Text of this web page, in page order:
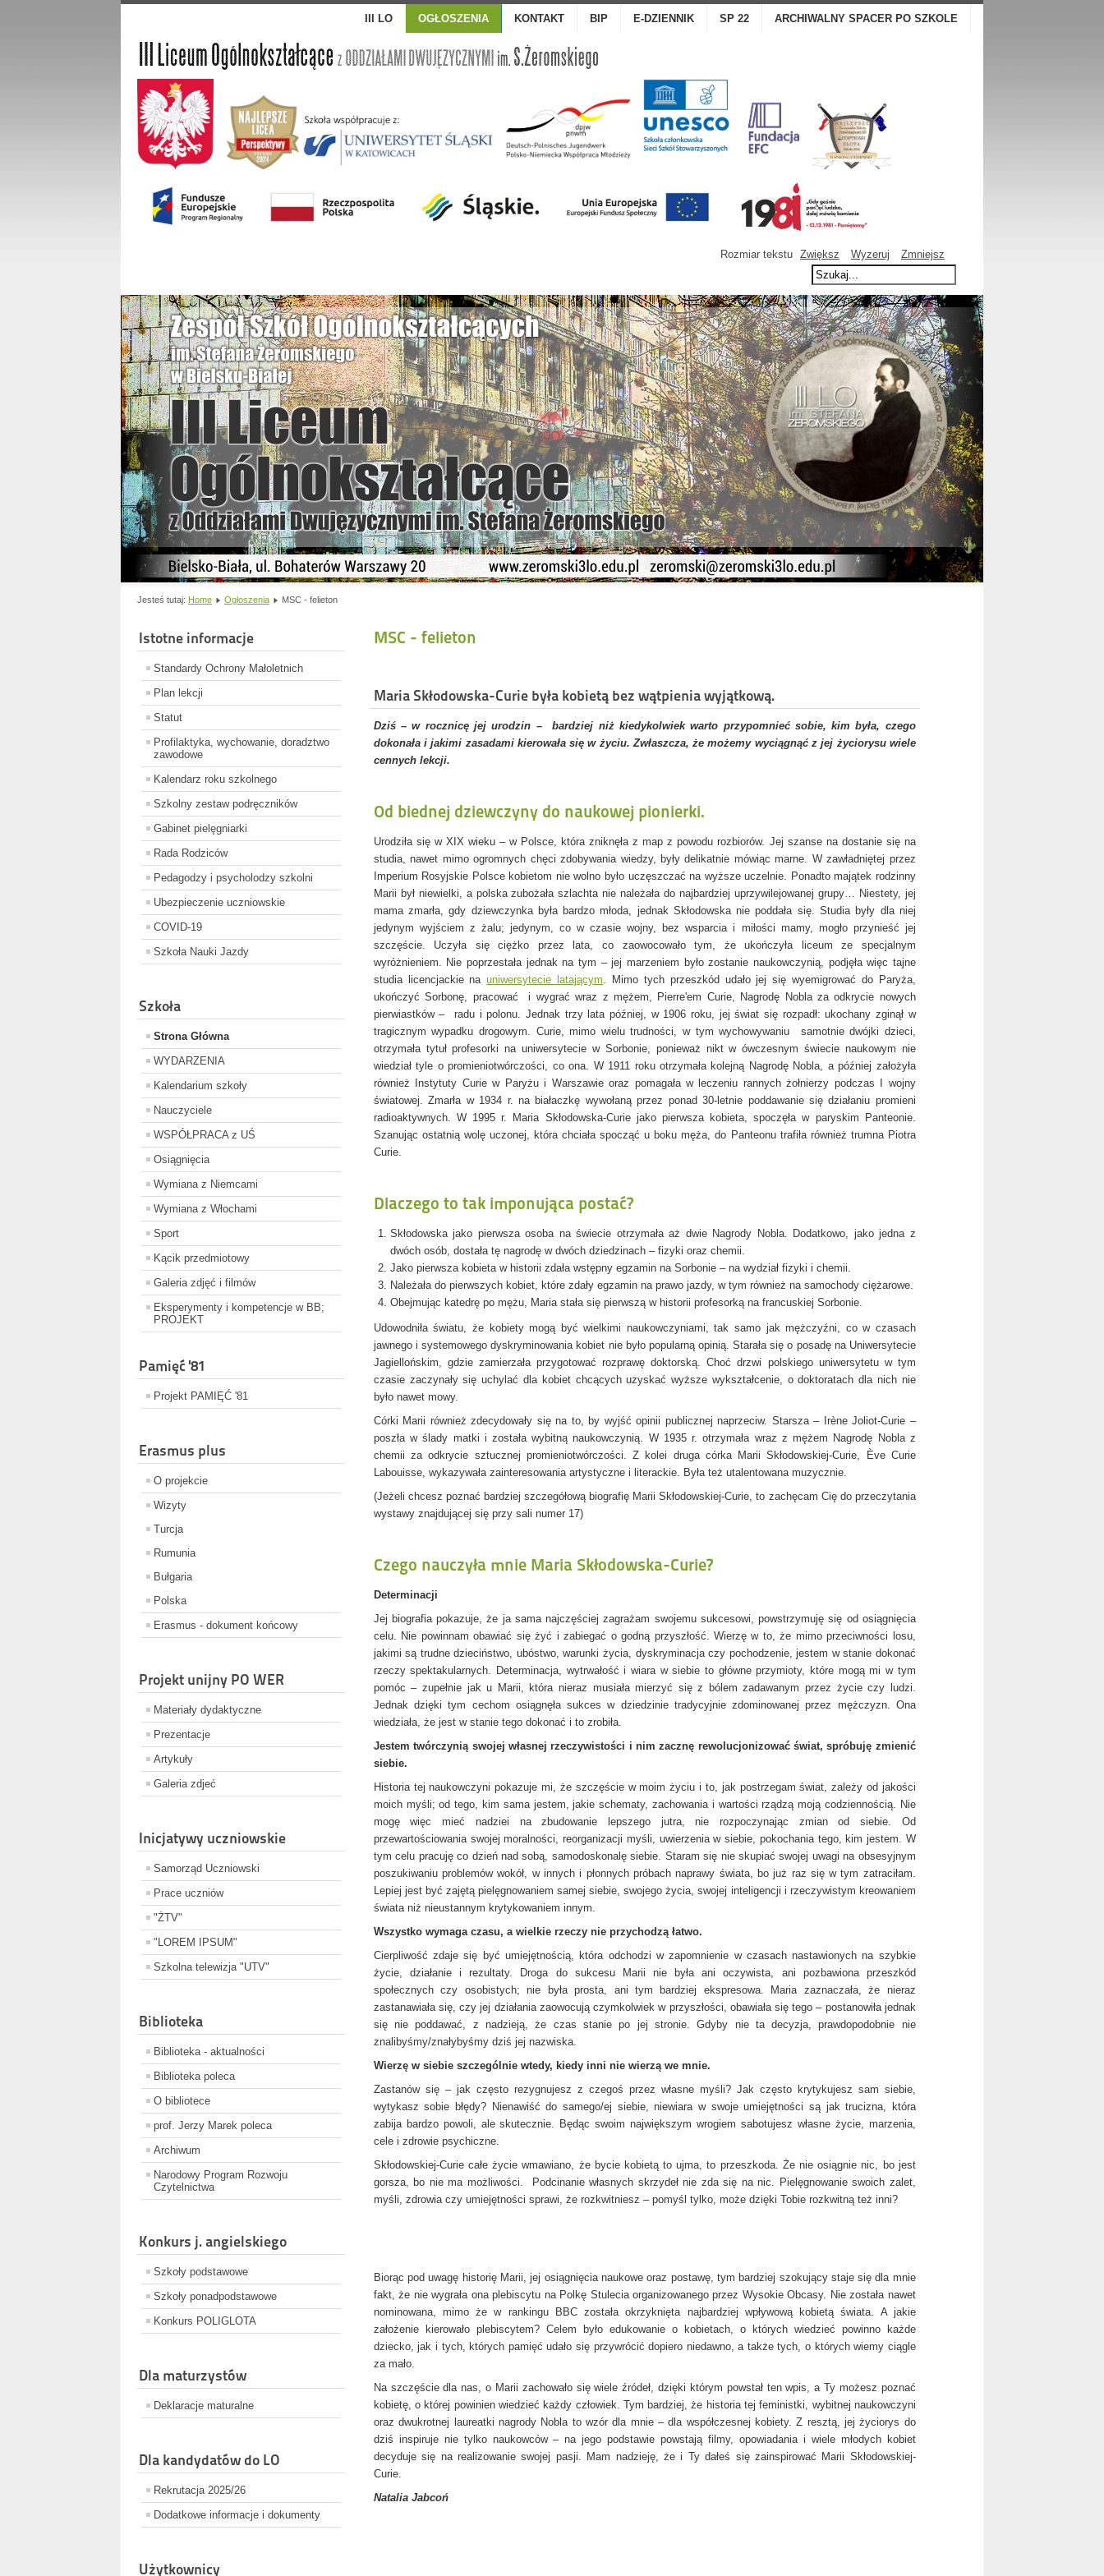
III LO OGŁOSZENIA KONTAKT BIP E-DZIENNIK SP 22 ARCHIWALNY SPACER PO SZKOLE
Rozmiar tekstu Zwiększ Wyzeruj Zmniejsz
Jesteś tutaj: Home Ogłoszenia MSC - felieton
Istotne informacje
Standardy Ochrony Małoletnich
Plan lekcji
Statut
Profilaktyka, wychowanie, doradztwo
zawodowe
Kalendarz roku szkolnego
Szkolny zestaw podręczników
Gabinet pielęgniarki
Rada Rodziców
Pedagodzy i psycholodzy szkolni
Ubezpieczenie uczniowskie
COVID-19
Szkoła Nauki Jazdy
Szkoła
Strona Główna
WYDARZENIA
Kalendarium szkoły
Nauczyciele
WSPÓŁPRACA z UŚ
Osiągnięcia
Wymiana z Niemcami
Wymiana z Włochami
Sport
Kącik przedmiotowy
Galeria zdjęć i filmów
Eksperymenty i kompetencje w BB;
PROJEKT
Pamięć '81
Projekt PAMIĘĆ '81
Erasmus plus
O projekcie
Wizyty
Turcja
Rumunia
Bułgaria
Polska
Erasmus - dokument końcowy
Projekt unijny PO WER
Materiały dydaktyczne
Prezentacje
Artykuły
Galeria zdjeć
Inicjatywy uczniowskie
Samorząd Uczniowski
Prace uczniów
"ŻTV"
"LOREM IPSUM"
Szkolna telewizja "UTV"
Biblioteka
Biblioteka - aktualności
Biblioteka poleca
O bibliotece
prof. Jerzy Marek poleca
Archiwum
Narodowy Program Rozwoju
Czytelnictwa
Konkurs j. angielskiego
Szkoły podstawowe
Szkoły ponadpodstawowe
Konkurs POLIGLOTA
Dla maturzystów
Deklaracje maturalne
Dla kandydatów do LO
Rekrutacja 2025/26
Dodatkowe informacje i dokumenty
Użytkownicy
MSC - felieton
Maria Skłodowska-Curie była kobietą bez wątpienia wyjątkową.
Dziś – w rocznicę jej urodzin – bardziej niż kiedykolwiek warto przypomnieć sobie, kim była, czego
dokonała i jakimi zasadami kierowała się w życiu. Zwłaszcza, że możemy wyciągnąć z jej życiorysu wiele
cennych lekcji.
Od biednej dziewczyny do naukowej pionierki.
Urodziła się w XIX wieku – w Polsce, która zniknęła z map z powodu rozbiorów. Jej szanse na dostanie się na
studia, nawet mimo ogromnych chęci zdobywania wiedzy, były delikatnie mówiąc marne. W zawładniętej przez
Imperium Rosyjskie Polsce kobietom nie wolno było uczęszczać na wyższe uczelnie. Ponadto majątek rodzinny
Marii był niewielki, a polska zubożała szlachta nie należała do najbardziej uprzywilejowanej grupy… Niestety, jej
mama zmarła, gdy dziewczynka była bardzo młoda, jednak Skłodowska nie poddała się. Studia były dla niej
jedynym wyjściem z żalu; jedynym, co w czasie wojny, bez wsparcia i miłości mamy, mogło przynieść jej
szczęście. Uczyła się ciężko przez lata, co zaowocowało tym, że ukończyła liceum ze specjalnym
wyróżnieniem. Nie poprzestała jednak na tym – jej marzeniem było zostanie naukowczynią, podjęła więc tajne
studia licencjackie nauniwersytecie latającym. Mimo tych przeszkód udało jej się wyemigrować do Paryża,
ukończyć Sorbonę, pracować i wygrać wraz z mężem, Pierre'em Curie, Nagrodę Nobla za odkrycie nowych
pierwiastków – radu i polonu. Jednak trzy lata później, w 1906 roku, jej świat się rozpadł: ukochany zginął w
tragicznym wypadku drogowym. Curie, mimo wielu trudności, w tym wychowywaniu samotnie dwójki dzieci,
otrzymała tytuł profesorki na uniwersytecie w Sorbonie, ponieważ nikt w ówczesnym świecie naukowym nie
wiedział tyle o promieniotwórczości, co ona. W 1911 roku otrzymała kolejną Nagrodę Nobla, a później założyła
również Instytuty Curie w Paryżu i Warszawie oraz pomagała w leczeniu rannych żołnierzy podczas I wojny
światowej. Zmarła w 1934 r. na białaczkę wywołaną przez ponad 30-letnie poddawanie się działaniu promieni
radioaktywnych. W 1995 r. Maria Skłodowska-Curie jako pierwsza kobieta, spoczęła w paryskim Panteonie.
Szanując ostatnią wolę uczonej, która chciała spocząć u boku męża, do Panteonu trafiła również trumna Piotra
Curie.
Dlaczego to tak imponująca postać?
Skłodowska jako pierwsza osoba na świecie otrzymała aż dwie Nagrody Nobla. Dodatkowo, jako jedna z
dwóch osób, dostała tę nagrodę w dwóch dziedzinach – fizyki oraz chemii.
Jako pierwsza kobieta w historii zdała wstępny egzamin na Sorbonie – na wydział fizyki i chemii.
Należała do pierwszych kobiet, które zdały egzamin na prawo jazdy, w tym również na samochody ciężarowe.
Obejmując katedrę po mężu, Maria stała się pierwszą w historii profesorką na francuskiej Sorbonie.
Udowodniła światu, że kobiety mogą być wielkimi naukowczyniami, tak samo jak mężczyźni, co w czasach
jawnego i systemowego dyskryminowania kobiet nie było popularną opinią. Starała się o posadę na Uniwersytecie
Jagiellońskim, gdzie zamierzała przygotować rozprawę doktorską. Choć drzwi polskiego uniwersytetu w tym
czasie zaczynały się uchylać dla kobiet chcących uzyskać wyższe wykształcenie, o doktoratach dla nich nie
było nawet mowy.
Córki Marii również zdecydowały się na to, by wyjść opinii publicznej naprzeciw. Starsza – Irène Joliot-Curie –
poszła w ślady matki i została wybitną naukowczynią. W 1935 r. otrzymała wraz z mężem Nagrodę Nobla z
chemii za odkrycie sztucznej promieniotwórczości. Z kolei druga córka Marii Skłodowskiej-Curie, Ève Curie
Labouisse, wykazywała zainteresowania artystyczne i literackie. Była też utalentowana muzycznie.
(Jeżeli chcesz poznać bardziej szczegółową biografię Marii Skłodowskiej-Curie, to zachęcam Cię do przeczytania
wystawy znajdującej się przy sali numer 17)
Czego nauczyła mnie Maria Skłodowska-Curie?
Determinacji
Jej biografia pokazuje, że ja sama najczęściej zagrażam swojemu sukcesowi, powstrzymuję się od osiągnięcia
celu. Nie powinnam obawiać się żyć i zabiegać o godną przyszłość. Wierzę w to, że mimo przeciwności losu,
jakimi są trudne dzieciństwo, ubóstwo, warunki życia, dyskryminacja czy pochodzenie, jestem w stanie dokonać
rzeczy spektakularnych. Determinacja, wytrwałość i wiara w siebie to główne przymioty, które mogą mi w tym
pomóc – zupełnie jak u Marii, która nieraz musiała mierzyć się z bólem zadawanym przez życie czy ludzi.
Jednak dzięki tym cechom osiągnęła sukces w dziedzinie tradycyjnie zdominowanej przez mężczyzn. Ona
wiedziała, że jest w stanie tego dokonać i to zrobiła.
Jestem twórczynią swojej własnej rzeczywistości i nim zacznę rewolucjonizować świat, spróbuję zmienić
siebie.
Historia tej naukowczyni pokazuje mi, że szczęście w moim życiu i to, jak postrzegam świat, zależy od jakości
moich myśli; od tego, kim sama jestem, jakie schematy, zachowania i wartości rządzą moją codziennością. Nie
mogę więc mieć nadziei na zbudowanie lepszego jutra, nie rozpoczynając zmian od siebie. Od
przewartościowania swojej moralności, reorganizacji myśli, uwierzenia w siebie, pokochania tego, kim jestem. W
tym celu pracuję co dzień nad sobą, samodoskonalę siebie. Staram się nie skupiać swojej uwagi na obsesyjnym
poszukiwaniu problemów wokół, w innych i płonnych próbach naprawy świata, bo już raz się w tym zatraciłam.
Lepiej jest być zajętą pielęgnowaniem samej siebie, swojego życia, swojej inteligencji i rzeczywistym kreowaniem
świata niż nieustannym krytykowaniem innym.
Wszystko wymaga czasu, a wielkie rzeczy nie przychodzą łatwo.
Cierpliwość zdaje się być umiejętnością, która odchodzi w zapomnienie w czasach nastawionych na szybkie
życie, działanie i rezultaty. Droga do sukcesu Marii nie była ani oczywista, ani pozbawiona przeszkód
społecznych czy osobistych; nie była prosta, ani tym bardziej ekspresowa. Maria zaznaczała, że nieraz
zastanawiała się, czy jej działania zaowocują czymkolwiek w przyszłości, obawiała się tego – postanowiła jednak
się nie poddawać, z nadzieją, że czas stanie po jej stronie. Gdyby nie ta decyzja, prawdopodobnie nie
znalibyśmy/znałybyśmy dziś jej nazwiska.
Wierzę w siebie szczególnie wtedy, kiedy inni nie wierzą we mnie.
Zastanów się – jak często rezygnujesz z czegoś przez własne myśli? Jak często krytykujesz sam siebie,
wytykasz sobie błędy? Nienawiść do samego/ej siebie, niewiara w swoje umiejętności są jak trucizna, która
zabija bardzo powoli, ale skutecznie. Będąc swoim największym wrogiem sabotujesz własne życie, marzenia,
cele i zdrowie psychiczne.
Skłodowskiej-Curie całe życie wmawiano, że bycie kobietą to ujma, to przeszkoda. Że nie osiągnie nic, bo jest
gorsza, bo nie ma możliwości. Podcinanie własnych skrzydeł nie zda się na nic. Pielęgnowanie swoich zalet,
myśli, zdrowia czy umiejętności sprawi, że rozkwitniesz – pomyśl tylko, może dzięki Tobie rozkwitną też inni?
Biorąc pod uwagę historię Marii, jej osiągnięcia naukowe oraz postawę, tym bardziej szokujący staje się dla mnie
fakt, że nie wygrała ona plebiscytu na Polkę Stulecia organizowanego przez Wysokie Obcasy. Nie została nawet
nominowana, mimo że w rankingu BBC została okrzyknięta najbardziej wpływową kobietą świata. A jakie
założenie kierowało plebiscytem? Celem było edukowanie o kobietach, o których wiedzieć powinno każde
dziecko, jak i tych, których pamięć udało się przywrócić dopiero niedawno, a także tych, o których wiemy ciągle
za mało.
Na szczęście dla nas, o Marii zachowało się wiele źródeł, dzięki którym powstał ten wpis, a Ty możesz poznać
kobietę, o której powinien wiedzieć każdy człowiek. Tym bardziej, że historia tej feministki, wybitnej naukowczyni
oraz dwukrotnej laureatki nagrody Nobla to wzór dla mnie – dla współczesnej kobiety. Z resztą, jej życiorys do
dziś inspiruje nie tylko naukowców – na jego podstawie powstają filmy, opowiadania i wiele młodych kobiet
decyduje się na realizowanie swojej pasji. Mam nadzieję, że i Ty dałeś się zainspirować Marii Skłodowskiej-
Curie.
Natalia Jabcoń